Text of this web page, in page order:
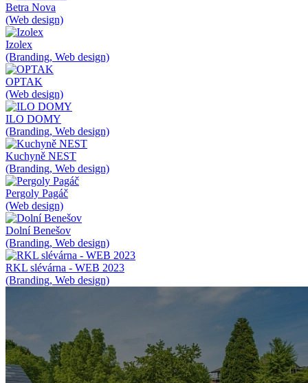
Betra Nova
(Web design)
Izolex
(Branding, Web design)
OPTAK
(Web design)
ILO DOMY
(Branding, Web design)
Kuchyně NEST
(Branding, Web design)
Pergoly Pagáč
(Web design)
Dolní Benešov
(Branding, Web design)
RKL slévárna - WEB 2023
(Branding, Web design)